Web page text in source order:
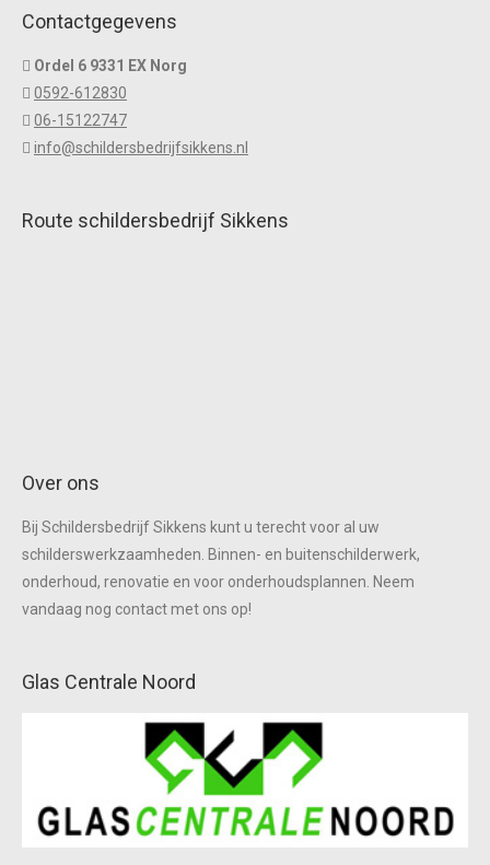
Contactgegevens
Ordel 6 9331 EX Norg
0592-612830
06-15122747
info@schildersbedrijfsikkens.nl
Route schildersbedrijf Sikkens
Over ons
Bij Schildersbedrijf Sikkens kunt u terecht voor al uw
schilderswerkzaamheden. Binnen- en buitenschilderwerk,
onderhoud, renovatie en voor onderhoudsplannen. Neem
vandaag nog contact met ons op!
Glas Centrale Noord